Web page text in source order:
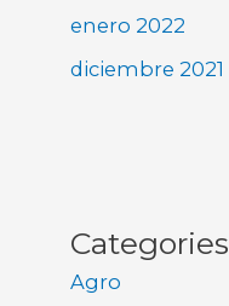
enero 2022
diciembre 2021
Categories
Agro